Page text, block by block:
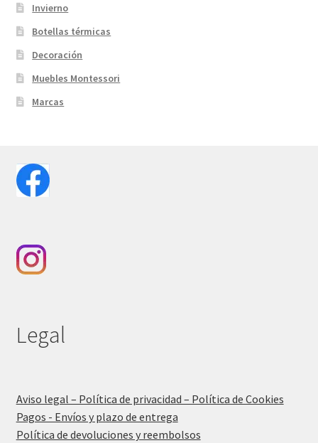
Invierno
Botellas térmicas
Decoración
Muebles Montessori
Marcas
Legal
Aviso legal – Política de privacidad – Política de Cookies
Pagos - Envíos y plazo de entrega
Política de devoluciones y reembolsos